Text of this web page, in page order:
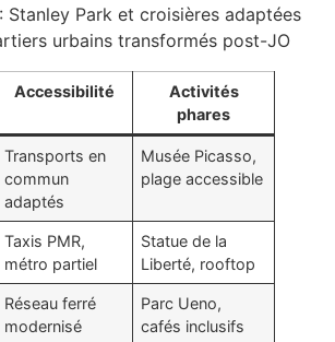
Stanley Park et croisières adaptées
urbains transformés post-JO
Accessibilité
Activités
phares
Transports en
commun
adaptés
Musée Picasso,
plage accessible
Taxis PMR,
métro partiel
Statue de la
Liberté, rooftop
Réseau ferré
modernisé
Parc Ueno,
cafés inclusifs